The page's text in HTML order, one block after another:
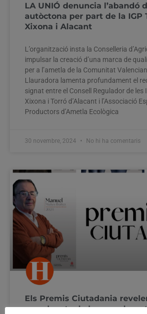
LA UNIÓ denuncia l’abandó
autòctona per part de la IGP
Xixona i Alacant
L’organització insta la Conselleria
impulsar la creació d’una marca de
per a l’ametla de la Comunitat
Llauradora lamenta profundament el
signat entre el Consell Regulador de les
Xixona i Torró d’Alacant i l’Associació
Productors d’Ametla Ecològica
30 novembre, 2024 No hi ha comentaris
Els Premis Ciutadania
guardonats de la seua